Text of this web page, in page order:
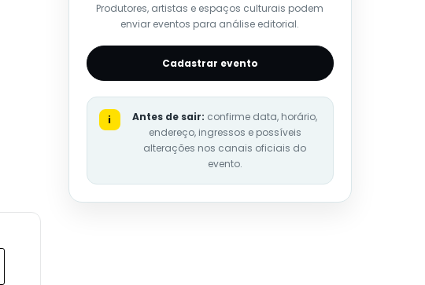
Produtores, artistas e espaços culturais podem
enviar eventos para análise editorial.
Cadastrar evento
i Antes de sair: confirme data, horário,
endereço, ingressos e possíveis
alterações nos canais oficiais do
evento.